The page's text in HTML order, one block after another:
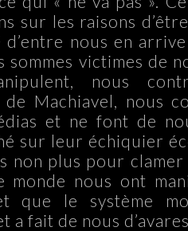
sur les raisons
d’entre nous en
sommes victimes de
nous
de Machiavel, nous
et ne font de
sur leur échiquier
non plus pour
monde nous ont
que le système
a fait de nous